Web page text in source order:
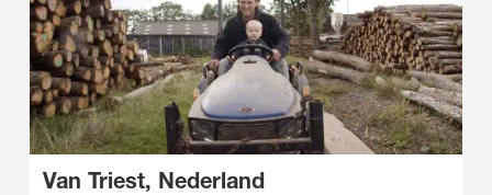
Van Triest, Nederland